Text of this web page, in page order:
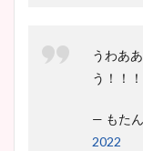
うわあ
う！！
— もた
2022